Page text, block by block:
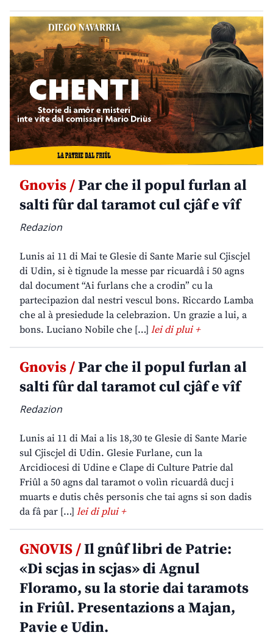
Gnovis /Par che il popul furlan al
salti fûr dal taramot cul cjâf e vîf
Redazion
Lunis ai 11 di Mai te Glesie di Sante Marie sul Cjiscjel
di Udin, si è tignude la messe par ricuardâ i 50 agns
dal document “Ai furlans che a crodin” cu la
partecipazion dal nestri vescul bons. Riccardo Lamba
che al à presiedude la celebrazion. Un grazie a lui, a
bons. Luciano Nobile che […] lei di plui +
Gnovis /Par che il popul furlan al
salti fûr dal taramot cul cjâf e vîf
Redazion
Lunis ai 11 di Mai a lis 18,30 te Glesie di Sante Marie
sul Cjiscjel di Udin. Glesie Furlane, cun la
Arcidiocesi di Udine e Clape di Culture Patrie dal
Friûl a 50 agns dal taramot o volìn ricuardâ ducj i
muarts e dutis chês personis che tai agns si son dadis
da fâ par […] lei di plui +
GNOVIS /Il gnûf libri de Patrie:
«Di scjas in scjas» di Agnul
Floramo, su la storie dai taramots
in Friûl. Presentazions a Majan,
Pavie e Udin.